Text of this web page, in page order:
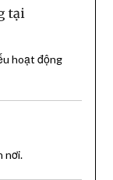
tại
hoạt động
nơi.